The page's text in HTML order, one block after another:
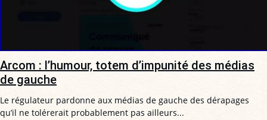
Arcom : l’humour, totem d’impunité des médias
de gauche
Le régulateur pardonne aux médias de gauche des dérapages
qu’il ne tolérerait probablement pas ailleurs...